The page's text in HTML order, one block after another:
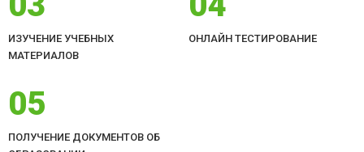
ИЗУЧЕНИЕ УЧЕБНЫХ
МАТЕРИАЛОВ
ОНЛАЙН ТЕСТИРОВАНИЕ
05
ПОЛУЧЕНИЕ ДОКУМЕНТОВ ОБ